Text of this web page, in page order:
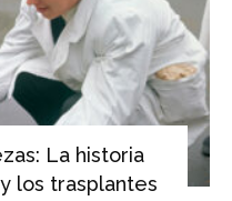
La historia
los trasplantes